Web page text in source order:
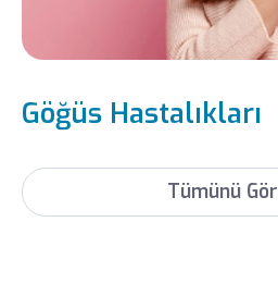
Göğüs Hastalıkları
Tümünü Gör